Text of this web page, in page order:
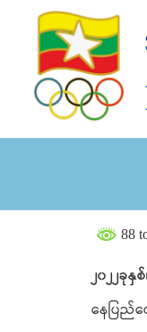
88
၂၀၂၂ခု
နေပြည်